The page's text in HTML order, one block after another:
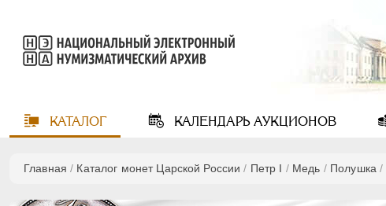
КАТАЛОГ КАЛЕНДАРЬАУКЦИОНОВ
Главная / Каталог монет Царской России / Пeтр I / Медь / Полушка /